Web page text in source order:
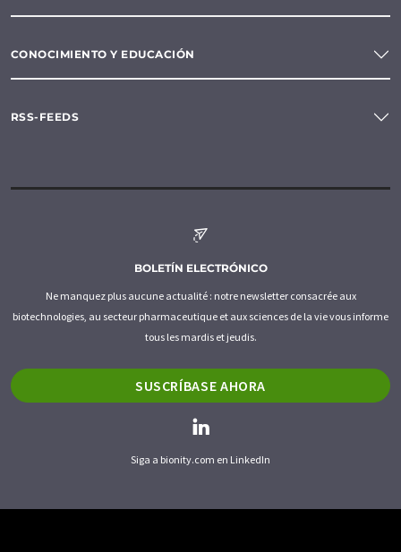
CONOCIMIENTO Y EDUCACIÓN
RSS-FEEDS
BOLETÍN ELECTRÓNICO
Ne manquez plus aucune actualité : notre newsletter consacrée aux
biotechnologies, au secteur pharmaceutique et aux sciences de la vie vous informe
tous les mardis et jeudis.
SUSCRÍBASE AHORA
Siga a bionity.com en LinkedIn